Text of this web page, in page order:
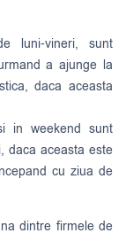
luni-vineri, sunt
a ajunge la
daca aceasta
in weekend sunt
daca aceasta este
cu ziua de
dintre firmele de